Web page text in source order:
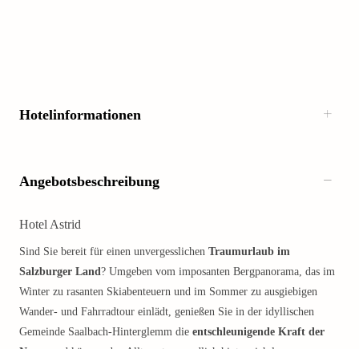
Hotelinformationen
Angebotsbeschreibung
Hotel Astrid
Sind Sie bereit für einen unvergesslichen Traumurlaub im
Salzburger Land? Umgeben vom imposanten Bergpanorama, das im
Winter zu rasanten Skiabenteuern und im Sommer zu ausgiebigen
Wander- und Fahrradtour einlädt, genießen Sie in der idyllischen
Gemeinde Saalbach-Hinterglemm die entschleunigende Kraft der